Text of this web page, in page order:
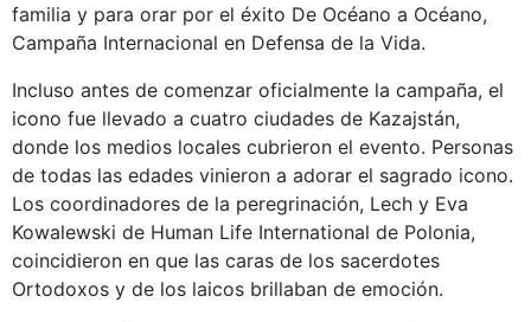
familia y para orar por el éxito De Océano a Océano,
Campaña Internacional en Defensa de la Vida.
Incluso antes de comenzar oficialmente la campaña, el
icono fue llevado a cuatro ciudades de Kazajstán,
donde los medios locales cubrieron el evento. Personas
de todas las edades vinieron a adorar el sagrado icono.
Los coordinadores de la peregrinación, Lech y Eva
Kowalewski de Human Life International de Polonia,
coincidieron en que las caras de los sacerdotes
Ortodoxos y de los laicos brillaban de emoción.